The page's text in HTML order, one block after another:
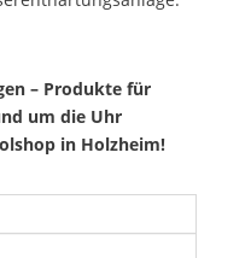
– Produkte für
um die Uhr
in Holzheim!